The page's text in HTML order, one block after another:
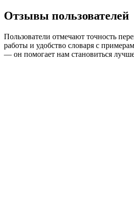
Отзывы пользователей
Пользователи отмечают точность
работы и удобство словаря с
— он помогает нам становиться